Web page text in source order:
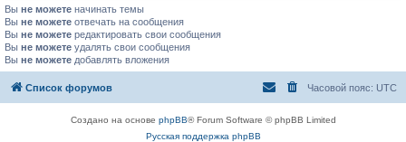
Вы не можете начинать темы
Вы не можете отвечать на сообщения
Вы не можете редактировать свои сообщения
Вы не можете удалять свои сообщения
Вы не можете добавлять вложения
Список форумов Часовой пояс: UTC
Создано на основе phpBB® Forum Software © phpBB Limited
Русская поддержка phpBB